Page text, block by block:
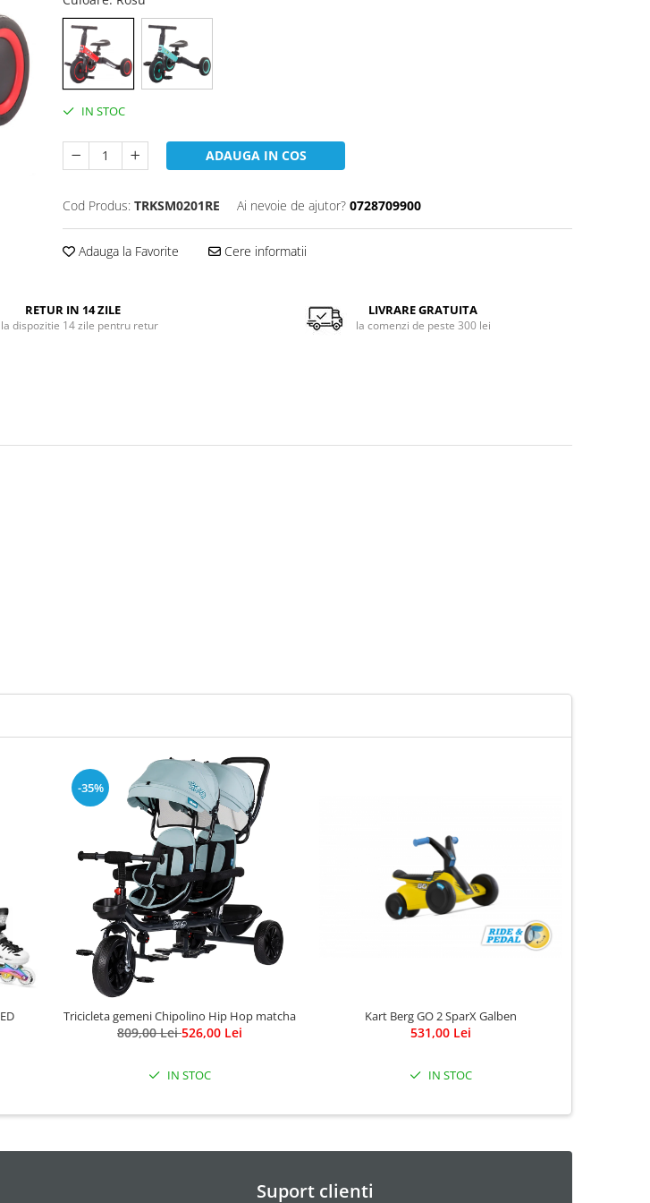
IN STOC
ADAUGA IN COS
Cod Produs: TRKSM0201RE Ai nevoie de ajutor? 0728709900
Adauga la Favorite Cere informatii
RETUR IN 14 ZILE
dispozitie 14 zile pentru retur
LIVRARE GRATUITA
la comenzi de peste 300 lei
-35%
Tricicleta gemeni Chipolino Hip Hop matcha
809,00 Lei526,00 Lei
IN STOC
Kart Berg GO 2 SparX Galben
531,00 Lei
IN STOC
Suport clienti